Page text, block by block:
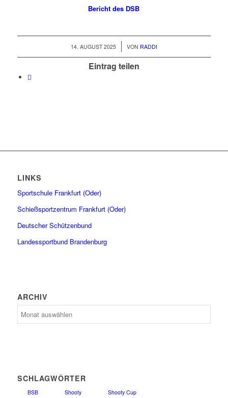
Bericht des DSB
14. AUGUST 2025
/ VON RADDI
Eintrag teilen
LINKS
Sportschule Frankfurt (Oder)
Schießsportzentrum Frankfurt (Oder)
Deutscher Schützenbund
Landessportbund Brandenburg
ARCHIV
Archiv
SCHLAGWÖRTER
BSB Shooty Shooty Cup